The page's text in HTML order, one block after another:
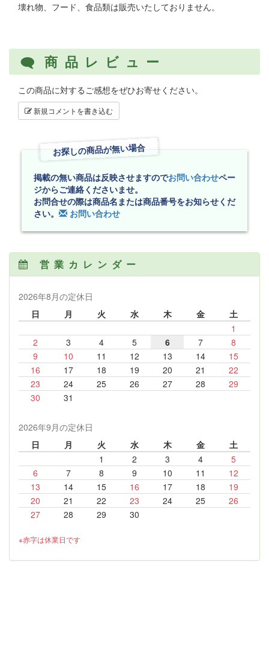
壊れ物、フード、食品類は販売いたしておりません。
商品レビュー
この商品に対するご感想をぜひお寄せください。
新規コメントを書き込む
お探しの商品が無い場合
掲載の無い商品は反映させますのでお問い合わせペー
ジからご連絡くださいませ。
お問合せの際は商品名または商品番号をお知らせくだ
さい。
お問い合わせ
営業カレンダー
2026年8月の定休日
日
月 火 水 木 金
土
1
2
3 4 5 6 7
8
9
10 11 12 13 14
15
16
17 18 19 20 21
22
23
24 25 26 27 28
29
30
31
2026年9月の定休日
日
月 火 水 木 金
土
1
2 3 4
5
6
7 8 9 10 11
12
13
14 15 16 17 18
19
20
21 22 23 24 25
26
27
28 29 30
※赤字は休業日です